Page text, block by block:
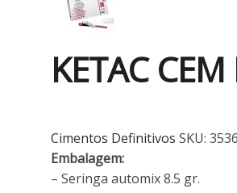
KETAC
Cimentos Definitivos SKU:
Embalagem:
– Seringa automix 8.5 gr.